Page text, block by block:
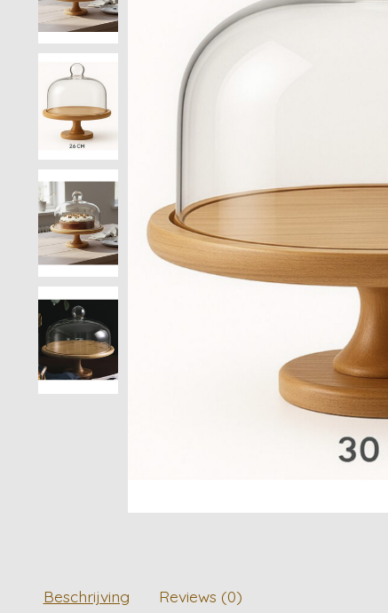
Beschrijving Reviews (0)